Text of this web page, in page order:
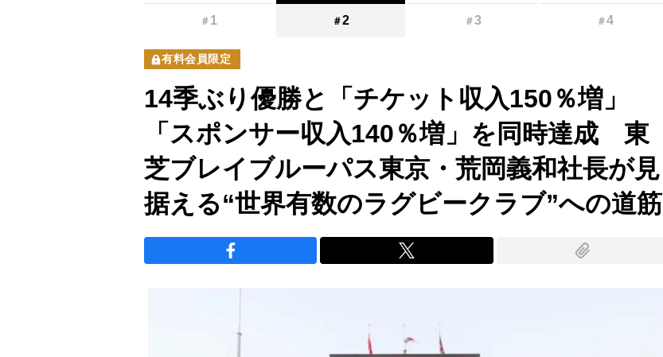
＃ 1 ＃2 ＃3 ＃4
有料会員限定
14季ぶり優勝と「チケット収入150％増」
「スポンサー収入140％増」を同時達成 東
芝ブレイブルーパス東京・荒岡義和社長が見
据える“世界有数のラグビークラブ”への道筋